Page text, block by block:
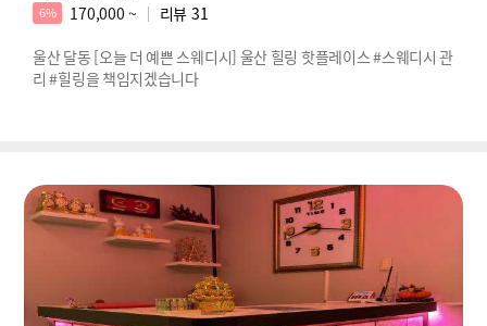
6% 170,000 ~ 리뷰 31
울산 달동 [오늘 더 예쁜 스웨디시] 울산 힐링 핫플레이스 #스웨디시 관
리 #힐링을 책임지겠습니다